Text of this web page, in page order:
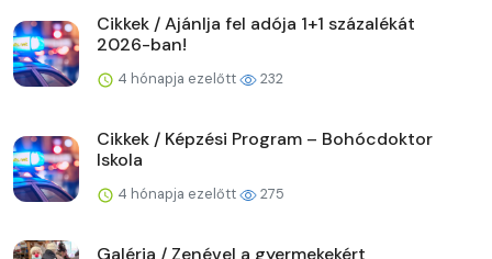
Cikkek / Ajánlja fel adója 1+1 százalékát
2026-ban!
4 hónapja ezelőtt 232
Cikkek / Képzési Program – Bohócdoktor
Iskola
4 hónapja ezelőtt 275
Galéria / Zenével a gyermekekért